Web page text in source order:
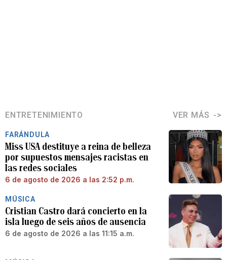
ENTRETENIMIENTO VER MÁS
FARÁNDULA
Miss USA destituye a reina de belleza
por supuestos mensajes racistas en
las redes sociales
6 de agosto de 2026 a las 2:52 p.m.
MÚSICA
Cristian Castro dará concierto en la
isla luego de seis años de ausencia
6 de agosto de 2026 a las 11:15 a.m.